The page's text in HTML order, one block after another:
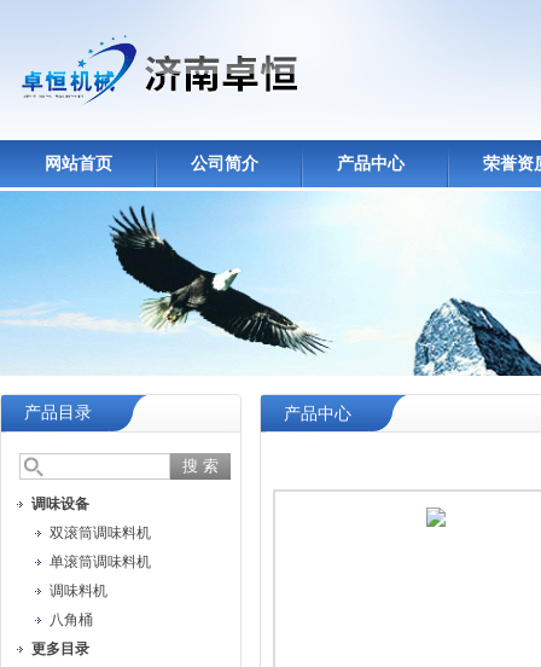
网站首页 公司简介 产品中心 荣誉资
产品目录
调味设备
双滚筒调味料机
单滚筒调味料机
调味料机
八角桶
更多目录
产品中心